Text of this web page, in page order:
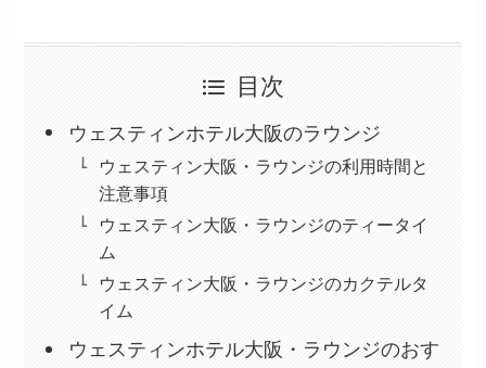
目次
ウェスティンホテル大阪のラウンジ
ウェスティン大阪・ラウンジの利用時間と
注意事項
ウェスティン大阪・ラウンジのティータイ
ム
ウェスティン大阪・ラウンジのカクテルタ
イム
ウェスティンホテル大阪・ラウンジのおす